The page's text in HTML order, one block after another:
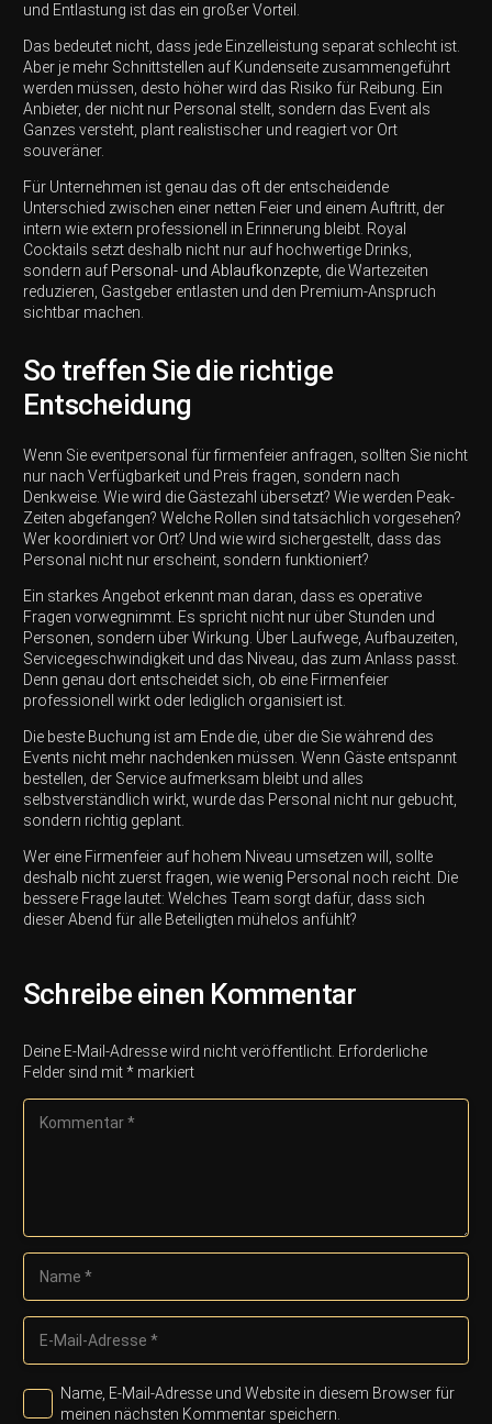
und Entlastung ist das ein großer Vorteil.
Das bedeutet nicht, dass jede Einzelleistung separat schlecht ist.
Aber je mehr Schnittstellen auf Kundenseite zusammengeführt
werden müssen, desto höher wird das Risiko für Reibung. Ein
Anbieter, der nicht nur Personal stellt, sondern das Event als
Ganzes versteht, plant realistischer und reagiert vor Ort
souveräner.
Für Unternehmen ist genau das oft der entscheidende
Unterschied zwischen einer netten Feier und einem Auftritt, der
intern wie extern professionell in Erinnerung bleibt. Royal
Cocktails setzt deshalb nicht nur auf hochwertige Drinks,
sondern auf Personal- und Ablaufkonzepte , die Wartezeiten
reduzieren, Gastgeber entlasten und den Premium-Anspruch
sichtbar machen.
So treffen Sie die richtige
Entscheidung
Wenn Sie eventpersonal für firmenfeier anfragen, sollten Sie nicht
nur nach Verfügbarkeit und Preis fragen, sondern nach
Denkweise. Wie wird die Gästezahl übersetzt? Wie werden Peak-
Zeiten abgefangen? Welche Rollen sind tatsächlich vorgesehen?
Wer koordiniert vor Ort? Und wie wird sichergestellt, dass das
Personal nicht nur erscheint, sondern funktioniert?
Ein starkes Angebot erkennt man daran, dass es operative
Fragen vorwegnimmt. Es spricht nicht nur über Stunden und
Personen, sondern über Wirkung. Über Laufwege, Aufbauzeiten,
Servicegeschwindigkeit und das Niveau, das zum Anlass passt.
Denn genau dort entscheidet sich, ob eine Firmenfeier
professionell wirkt oder lediglich organisiert ist.
Die beste Buchung ist am Ende die, über die Sie während des
Events nicht mehr nachdenken müssen. Wenn Gäste entspannt
bestellen, der Service aufmerksam bleibt und alles
selbstverständlich wirkt, wurde das Personal nicht nur gebucht,
sondern richtig geplant.
Wer eine Firmenfeier auf hohem Niveau umsetzen will, sollte
deshalb nicht zuerst fragen, wie wenig Personal noch reicht. Die
bessere Frage lautet: Welches Team sorgt dafür, dass sich
dieser Abend für alle Beteiligten mühelos anfühlt?
Schreibe einen Kommentar
Deine E-Mail-Adresse wird nicht veröffentlicht. Erforderliche
Felder sind mit* markiert
Name, E-Mail-Adresse und Website in diesem Browser für
meinen nächsten Kommentar speichern.